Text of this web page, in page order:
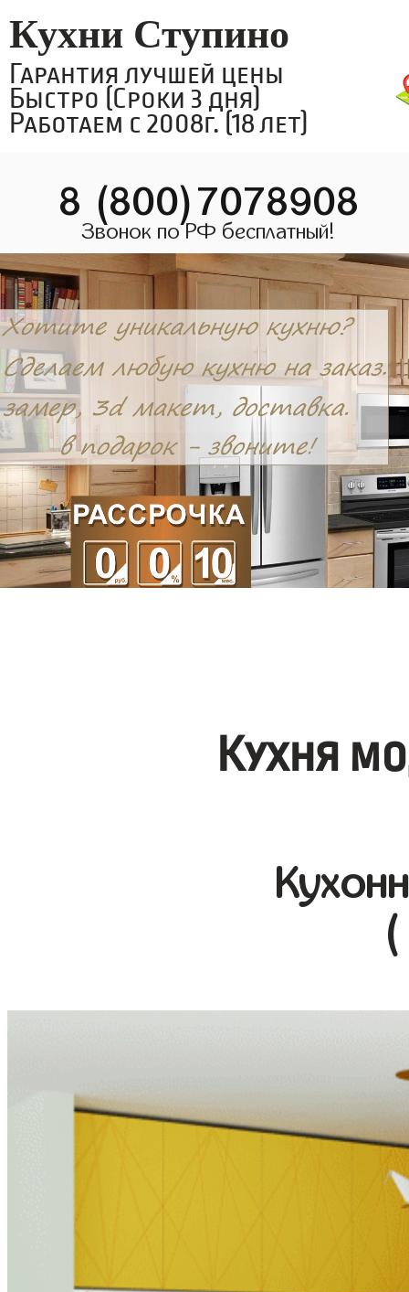
Кухни Ступино
Гарантия лучшей цены
Быстро (Сроки 3 дня)
Работаем с 2008г. (18 лет)
8 (800)7078908
Звонок по РФ бесплатный!
Кухня